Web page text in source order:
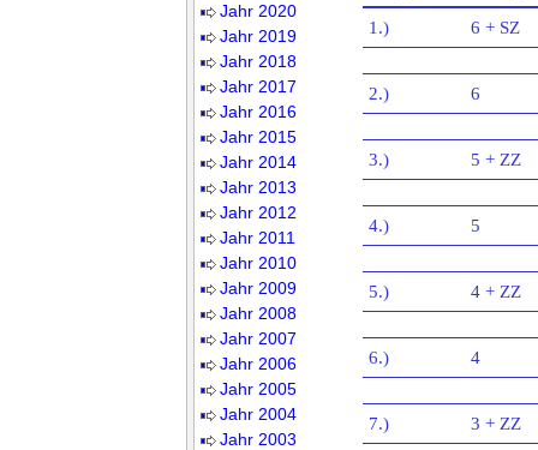
Jahr 2020
Jahr 2019
Jahr 2018
Jahr 2017
Jahr 2016
Jahr 2015
Jahr 2014
Jahr 2013
Jahr 2012
Jahr 2011
Jahr 2010
Jahr 2009
Jahr 2008
Jahr 2007
Jahr 2006
Jahr 2005
Jahr 2004
Jahr 2003
1.) 6 + SZ
2.) 6
3.) 5 + ZZ
4.) 5
5.) 4 + ZZ
6.) 4
7.) 3 + ZZ